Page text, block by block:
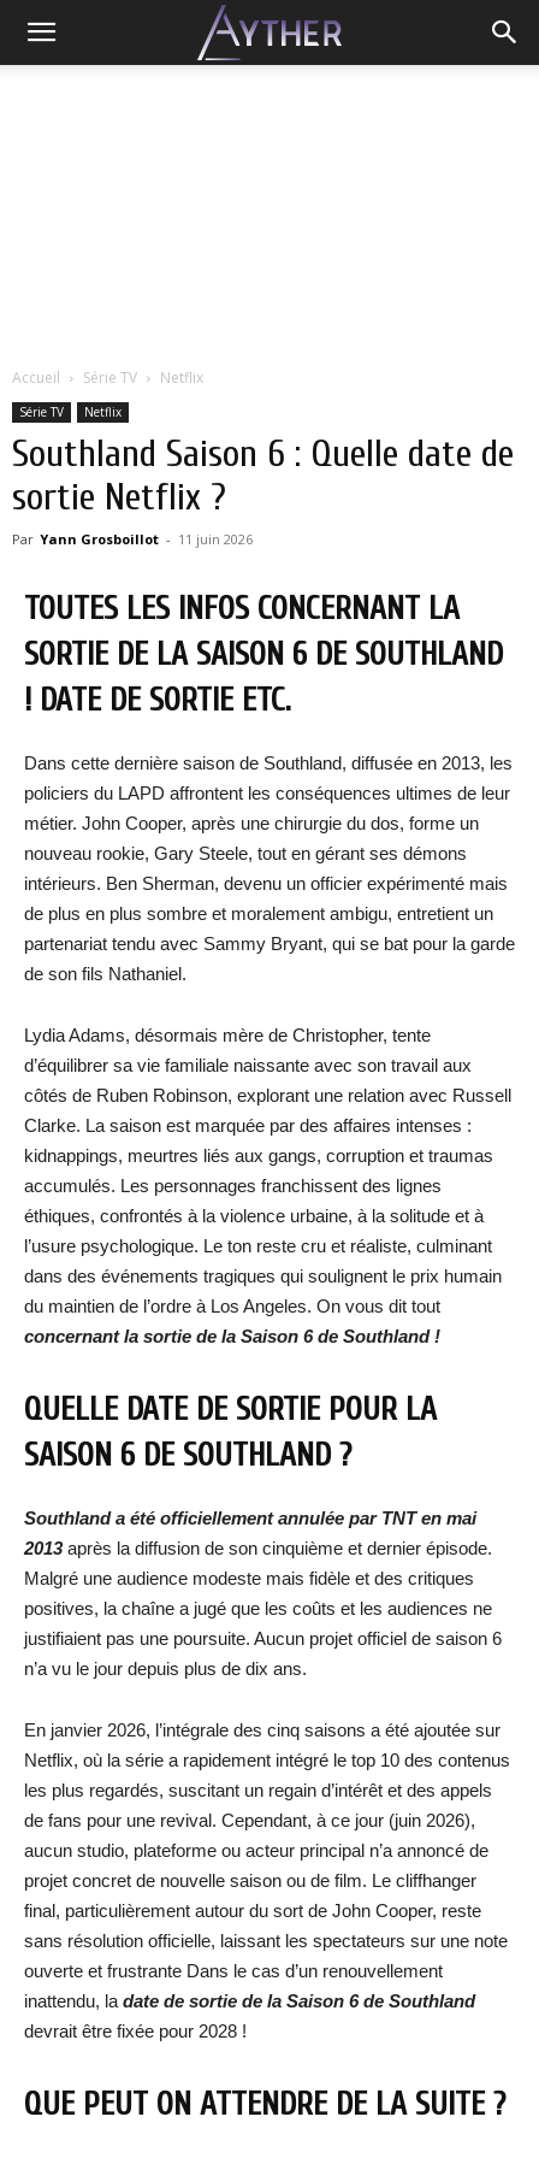
Accueil Série TV Netflix
Série TV Netflix
Southland Saison 6 : Quelle date de
sortie Netflix ?
Par Yann Grosboillot - 11 juin 2026
TOUTES LES INFOS CONCERNANT LA
SORTIE DE LA SAISON 6 DE SOUTHLAND
! DATE DE SORTIE ETC.
Dans cette dernière saison de Southland, diffusée en 2013, les
policiers du LAPD affrontent les conséquences ultimes de leur
métier. John Cooper, après une chirurgie du dos, forme un
nouveau rookie, Gary Steele, tout en gérant ses démons
intérieurs. Ben Sherman, devenu un officier expérimenté mais
de plus en plus sombre et moralement ambigu, entretient un
partenariat tendu avec Sammy Bryant, qui se bat pour la garde
de son fils Nathaniel.
Lydia Adams, désormais mère de Christopher, tente
d’équilibrer sa vie familiale naissante avec son travail aux
côtés de Ruben Robinson, explorant une relation avec Russell
Clarke. La saison est marquée par des affaires intenses :
kidnappings, meurtres liés aux gangs, corruption et traumas
accumulés. Les personnages franchissent des lignes
éthiques, confrontés à la violence urbaine, à la solitude et à
l’usure psychologique. Le ton reste cru et réaliste, culminant
dans des événements tragiques qui soulignent le prix humain
du maintien de l’ordre à Los Angeles. On vous dit tout
concernant la sortie de la Saison 6 de Southland !
QUELLE DATE DE SORTIE POUR LA
SAISON 6 DE SOUTHLAND ?
Southland a été officiellement annulée par TNT en mai
2013après la diffusion de son cinquième et dernier épisode.
Malgré une audience modeste mais fidèle et des critiques
positives, la chaîne a jugé que les coûts et les audiences ne
justifiaient pas une poursuite. Aucun projet officiel de saison 6
n’a vu le jour depuis plus de dix ans.
En janvier 2026, l’intégrale des cinq saisons a été ajoutée sur
Netflix, où la série a rapidement intégré le top 10 des contenus
les plus regardés, suscitant un regain d’intérêt et des appels
de fans pour une revival. Cependant, à ce jour (juin 2026),
aucun studio, plateforme ou acteur principal n’a annoncé de
projet concret de nouvelle saison ou de film. Le cliffhanger
final, particulièrement autour du sort de John Cooper, reste
sans résolution officielle, laissant les spectateurs sur une note
ouverte et frustrante Dans le cas d’un renouvellement
inattendu, la date de sortie de la Saison 6 de Southland
devrait être fixée pour 2028 !
QUE PEUT ON ATTENDRE DE LA SUITE ?